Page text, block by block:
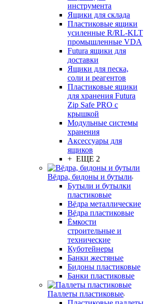
инструмента
Ящики для склада
Пластиковые ящики
усиленные R/RL-KLT
промышленные VDA
Futura ящики для
доставки
Ящики для песка,
соли и реагентов
Пластиковые ящики
для хранения Futura
Zip Safe PRO с
крышкой
Модульные системы
хранения
Аксессуары для
ящиков
+ ЕЩЕ 2
Вёдра, бидоны и бутыли
Бутыли и бутылки
пластиковые
Вёдра металлические
Вёдра пластиковые
Ёмкости
строительные и
технические
Куботейнеры
Банки жестяные
Бидоны пластиковые
Банки пластиковые
Паллеты пластиковые